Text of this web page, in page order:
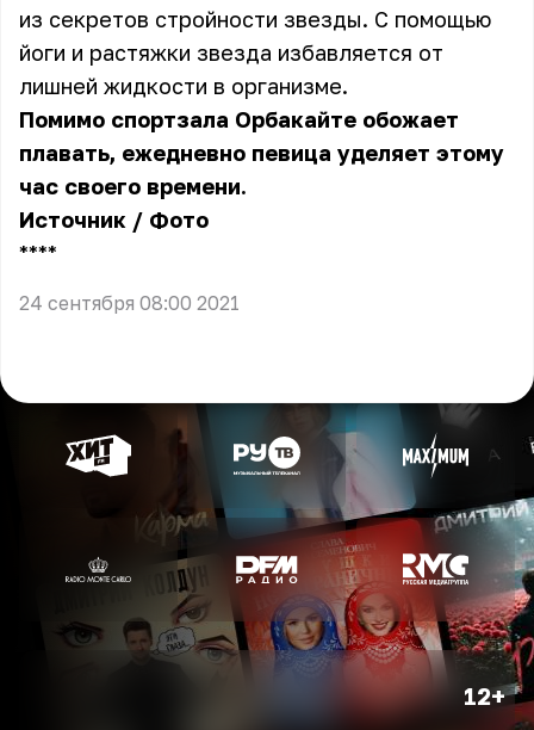
из секретов стройности звезды. С помощью
йоги и растяжки звезда избавляется от
лишней жидкости в организме.
Помимо спортзала Орбакайте обожает
плавать, ежедневно певица уделяет этому
час своего времени.
Источник / Фото
** **
24 сентября 08:00 2021
12+